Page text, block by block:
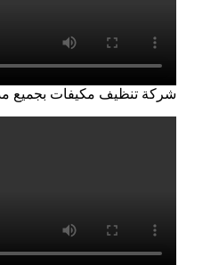
شركة تنظيف مكيفات بجميع